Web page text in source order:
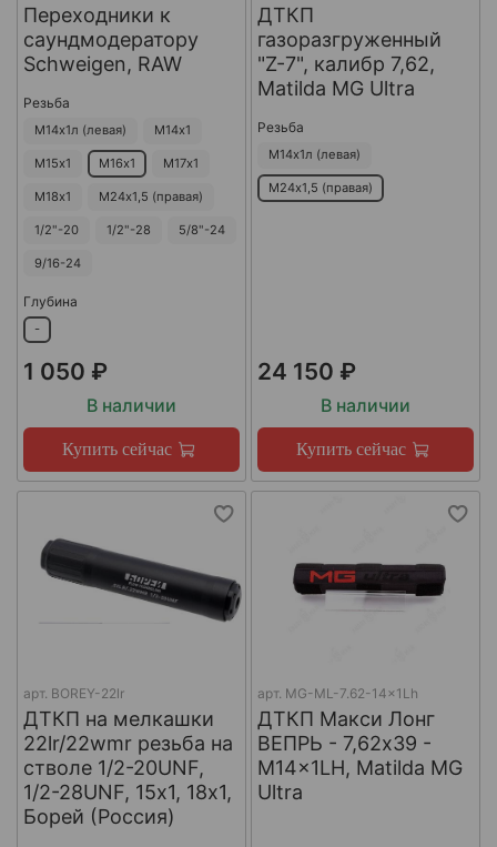
Переходники к
саундмодератору
Schweigen, RAW
Резьба
М14х1л (левая) М14х1
М15х1 М16х1 М17х1
М18х1 М24х1,5 (правая)
1/2"-20 1/2"-28 5/8"-24
9/16-24
Глубина
-
1 050 ₽
В наличии
Купить сейчас
ДТКП
газоразгруженный
"Z-7", калибр 7,62,
Matilda MG Ultra
Резьба
М14х1л (левая)
М24х1,5 (правая)
24 150 ₽
В наличии
Купить сейчас
арт. BOREY-22lr
ДТКП на мелкашки
22lr/22wmr резьба на
стволе 1/2-20UNF,
1/2-28UNF, 15х1, 18х1,
Борей (Россия)
арт. MG-ML-7.62-14x1Lh
ДТКП Макси Лонг
ВЕПРЬ - 7,62x39 -
M14x1LH, Matilda MG
Ultra